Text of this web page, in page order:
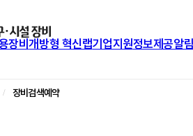
장비개방형 혁신랩기업지원정보제공알
장비검색예약